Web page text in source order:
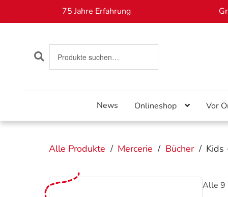
75 Jahre Erfahrung
Skip
Skip
nach:
News Onlineshop Vor
Alle Produkte / Mercerie / Bücher / Kids
Alle 9